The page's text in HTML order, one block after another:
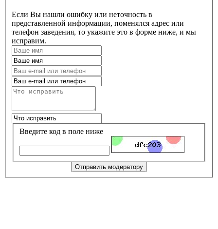
Если Вы нашли ошибку или неточность в
представленной информации, поменялся адрес или
телефон заведения, то укажите это в форме ниже, и мы
исправим.
Введите код в поле ниже
Отправить модератору